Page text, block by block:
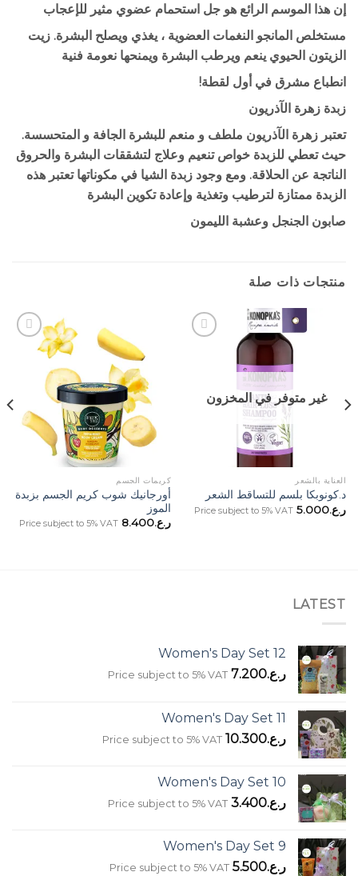
إن هذا الموسم الرائع هو جل استحمام عضوي مثير للإعجاب
مستخلص المانجو النغمات العضوية ، يغذي ويصلح البشرة. زيت
الزيتون الحيوي ينعم ويرطب البشرة ويمنحها نعومة فنية
انطباع مشرق في أول لقطة!
زبدة زهرة الآذريون
تعتبر زهرة الآذريون ملطف و منعم للبشرة الجافة و المتحسسة.
حيث تعطي للزبدة خواص تنعيم وعلاج لتشققات البشرة والحروق
الناتجة عن الحلاقة. ومع وجود زبدة الشيا في مكوناتها تعتبر هذه
الزبدة ممتازة لترطيب وتغذية وإعادة تكوين البشرة
صابون الجنجل وعشبة الليمون
منتجات ذات صلة
غير متوفر في المخزون
العناية بالشعر
د.كونوبكا بلسم للتساقط الشعر
ر.ع.5.000
Price subject to 5% VAT
كريمات الجسم
أورجانيك شوب كريم الجسم بزبدة
الموز
ر.ع.8.400
Price subject to 5% VAT
LATEST
Women's Day Set 12
ر.ع.7.200
Price subject to 5% VAT
Women's Day Set 11
ر.ع.10.300
Price subject to 5% VAT
Women's Day Set 10
ر.ع.3.400
Price subject to 5% VAT
Women's Day Set 9
ر.ع.5.500
Price subject to 5% VAT